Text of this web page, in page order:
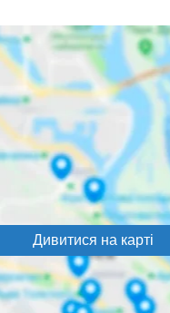
Дивитися на карті